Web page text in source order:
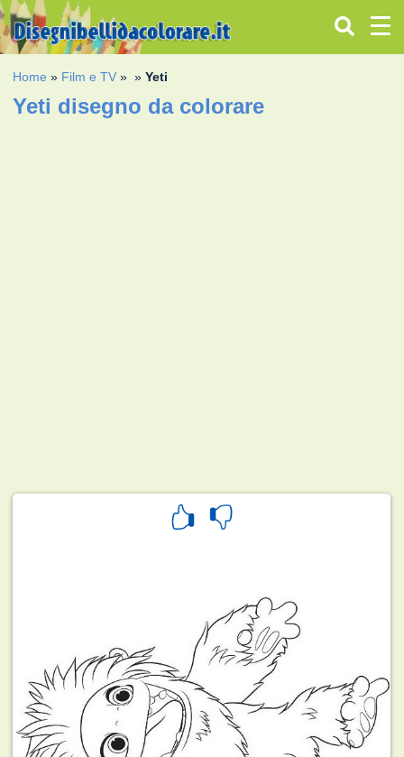
Home » Film e TV » »Yeti
Yeti disegno da colorare